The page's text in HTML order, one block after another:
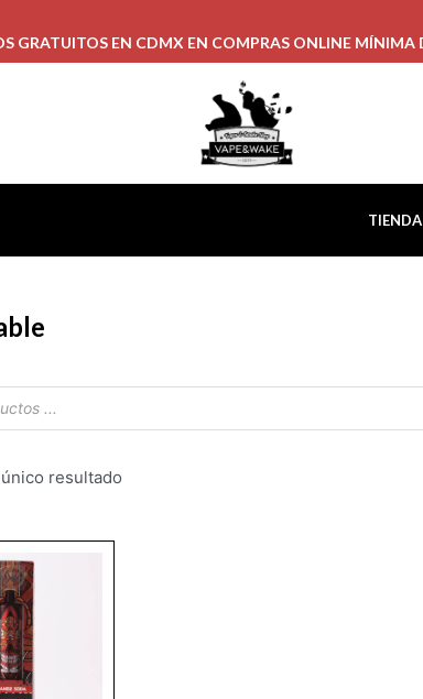
GRATUITOS EN CDMX EN COMPRAS ONLINE MÍNIMA
TIENDA
resultado